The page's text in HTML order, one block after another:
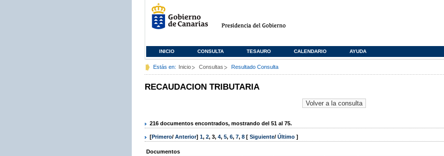
INICIO CONSULTA TESAURO CALENDARIO AYUDA
Estás en: Inicio Consultas Resultado Consulta
RECAUDACION TRIBUTARIA
216 documentos encontrados, mostrando del 51 al 75.
[Primero/ Anterior] 1, 2, 3, 4, 5, 6, 7, 8 [ Siguiente/ Último ]
Documentos